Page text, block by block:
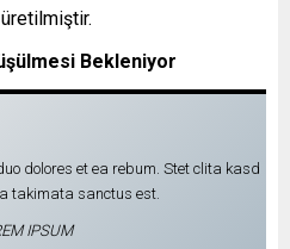
Bekleniyor
dolores et ea rebum. Stet clita kasd
takimata sanctus est.
IPSUM